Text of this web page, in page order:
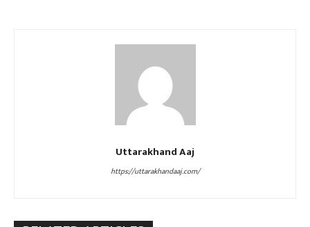
Uttarakhand Aaj
https://uttarakhandaaj.com/